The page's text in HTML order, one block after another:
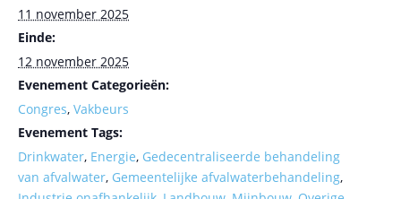
11 november 2025
Einde:
12 november 2025
Evenement Categorieën:
Congres, Vakbeurs
Evenement Tags:
Drinkwater, Energie, Gedecentraliseerde behandeling
van afvalwater, Gemeentelijke afvalwaterbehandeling,